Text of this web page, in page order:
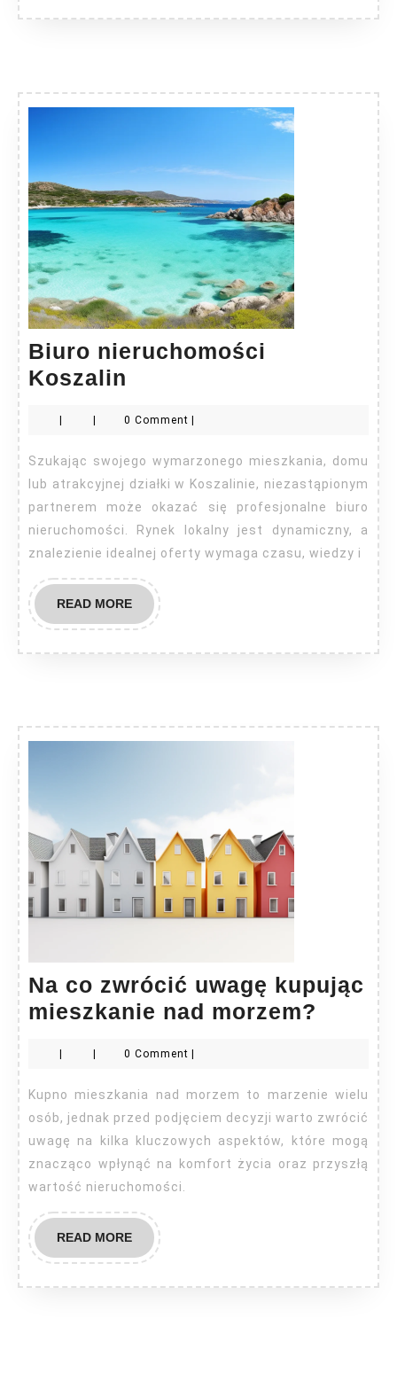
Biuro nieruchomości
Koszalin
Koszalin
| | 0 Comment |
Szukając swojego wymarzonego mieszkania, domu
lub atrakcyjnej działki w Koszalinie, niezastąpionym
partnerem może okazać się profesjonalne biuro
nieruchomości. Rynek lokalny jest dynamiczny, a
znalezienie idealnej oferty wymaga czasu, wiedzy i
READ MOREREAD
MORE
Na co zwrócić uwagę kupując
mieszkanie nad morzem?
uwagę
nad
0 Comment
Kupno mieszkania nad morzem to marzenie wielu
osób, jednak przed podjęciem decyzji warto zwrócić
uwagę na kilka kluczowych aspektów, które mogą
znacząco wpłynąć na komfort życia oraz przyszłą
wartość nieruchomości.
READ MOREREAD
MORE